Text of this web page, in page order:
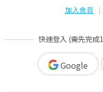
加入會員 |
快速登入 (需先完成
Google